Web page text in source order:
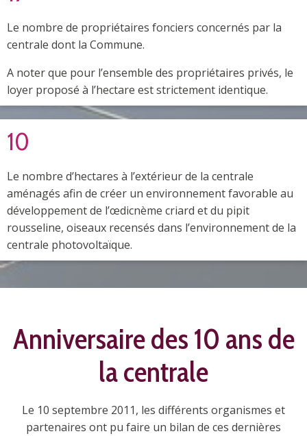
Le nombre de propriétaires fonciers concernés par la
centrale dont la Commune.
A noter que pour l’ensemble des propriétaires privés, le
loyer proposé à l’hectare est strictement identique.
10
Le nombre d’hectares à l’extérieur de la centrale
aménagés afin de créer un environnement favorable au
développement de l’œdicnème criard et du pipit
rousseline, oiseaux recensés dans l’environnement de la
centrale photovoltaïque.
Anniversaire des 10 ans de
la centrale
Le 10 septembre 2011, les différents organismes et
partenaires ont pu faire un bilan de ces dernières